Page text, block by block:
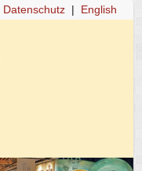
Datenschutz| English